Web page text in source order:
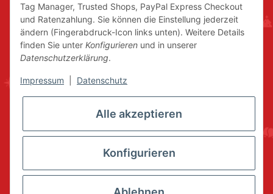
Tag Manager, Trusted Shops, PayPal Express Checkout
und Ratenzahlung. Sie können die Einstellung jederzeit
ändern (Fingerabdruck-Icon links unten). Weitere Details
finden Sie unter Konfigurieren und in unserer
Datenschutzerklärung.
Impressum Datenschutz
Alle akzeptieren
Konfigurieren